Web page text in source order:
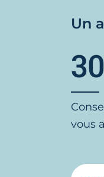
Un
vous